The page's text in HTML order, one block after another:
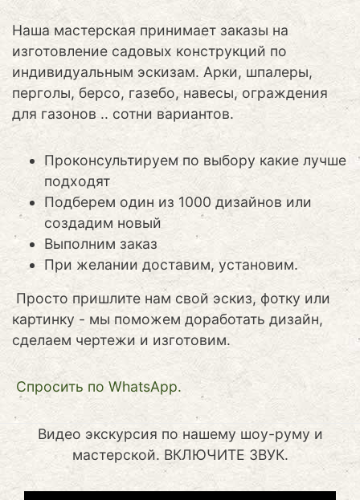
Наша мастерская принимает заказы на
изготовление садовых конструкций по
индивидуальным эскизам. Арки, шпалеры,
перголы, берсо, газебо, навесы, ограждения
для газонов .. сотни вариантов.
Проконсультируем по выбору какие лучше
подходят
Подберем один из 1000 дизайнов или
создадим новый
Выполним заказ
При желании доставим, установим.
Просто пришлите нам свой эскиз, фотку или
картинку - мы поможем доработать дизайн,
сделаем чертежи и изготовим.
Cпросить по WhatsApp.
Видео экскурсия по нашему шоу-руму и
мастерской. ВКЛЮЧИТЕ ЗВУК.